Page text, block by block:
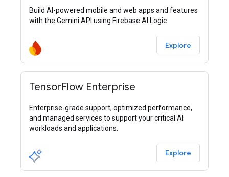
Build AI-powered mobile and web apps and features
with the Gemini API using Firebase AI Logic
Explore
TensorFlow Enterprise
Enterprise-grade support, optimized performance,
and managed services to support your critical AI
workloads and applications.
Explore